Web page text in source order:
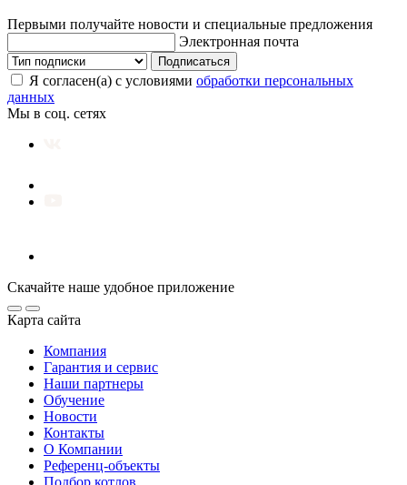
Первыми получайте новости и специальные предложения
Электронная почта
Подписаться
Я согласен(а) с условиями обработки персональных
данных
Мы в соц. сетях
Скачайте наше удобное приложение
Карта сайта
Компания
Гарантия и сервис
Наши партнеры
Обучение
Новости
Контакты
О Компании
Референц-объекты
Подбор котлов